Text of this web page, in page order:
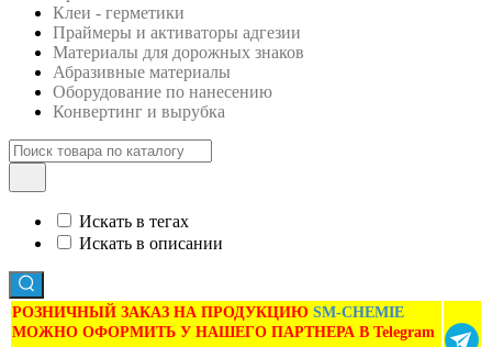
Клеи - герметики
Праймеры и активаторы адгезии
Материалы для дорожных знаков
Абразивные материалы
Оборудование по нанесению
Конвертинг и вырубка
Искать в тегах
Искать в описании
РОЗНИЧНЫЙ ЗАКАЗ НА ПРОДУКЦИЮ SM-CHEMIE
МОЖНО ОФОРМИТЬ У НАШЕГО ПАРТНЕРА В Telegram